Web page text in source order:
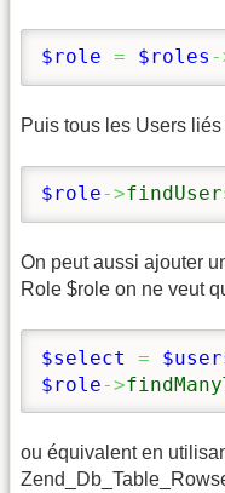
$role = $roles -
Puis tous les Users
$role->
On peut aussi ajouter
Role $role on ne veut
$select =
$role->
ou équivalent en